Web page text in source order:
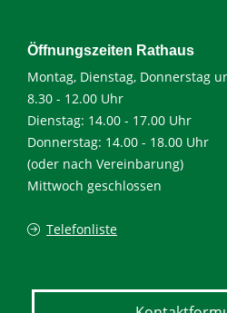
Öffnungszeiten Rathaus
Montag, Dienstag, Donnerstag
8.30 - 12.00 Uhr
Dienstag: 14.00 - 17.00 Uhr
Donnerstag: 14.00 - 18.00 Uhr
(oder nach Vereinbarung)
Mittwoch geschlossen
Telefonliste